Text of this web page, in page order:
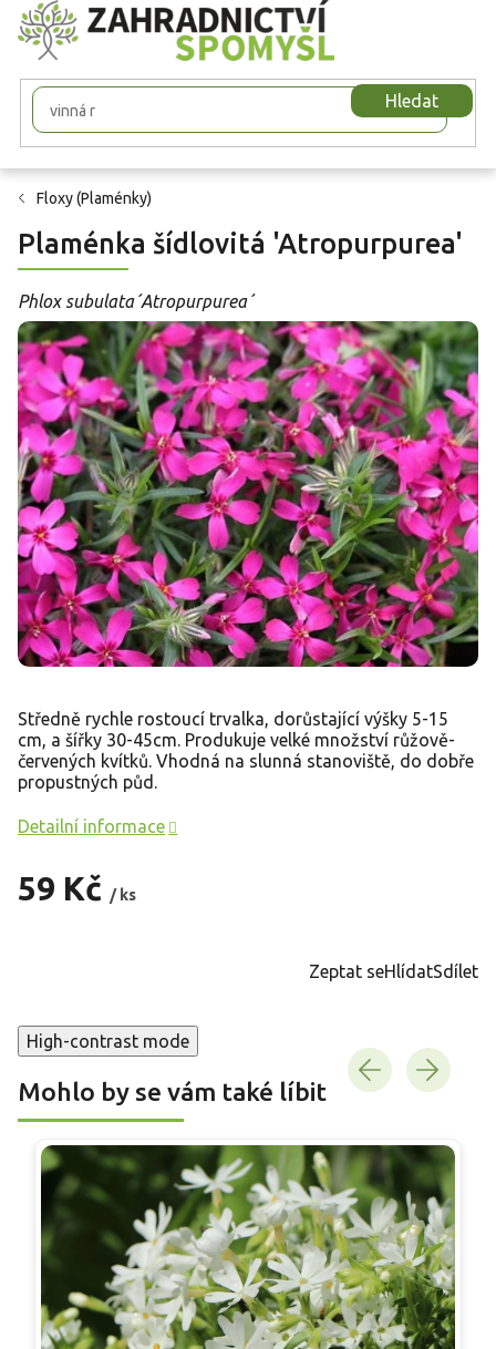
Přejít
na
obsah
Hledat
Floxy (Plaménky)
Plaménka šídlovitá 'Atropurpurea'
Phlox subulata´Atropurpurea´
59 Kč / ks
Středně rychle rostoucí trvalka, dorůstající výšky 5-15
cm, a šířky 30-45cm. Produkuje velké množství růžově-
červených kvítků. Vhodná na slunná stanoviště, do dobře
propustných půd.
Detailní informace
Zeptat seHlídatSdílet
High-contrast mode
Mohlo by se vám také líbit